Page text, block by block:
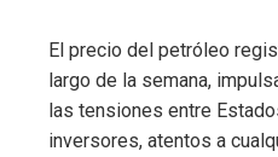
El precio del petróleo
largo de la semana,
las tensiones entre
inversores, atentos a